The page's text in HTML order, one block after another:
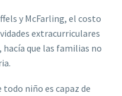
y McFarling, el costo
extracurriculares
que las familias no
todo niño es capaz de